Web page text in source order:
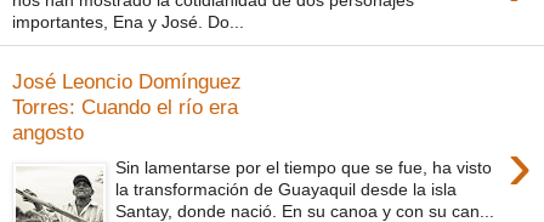
importantes, Ena y José. Do...
José Leoncio Domínguez
Torres: Cuando el río era
angosto
›
Sin lamentarse por el tiempo que se fue, ha visto
la transformación de Guayaquil desde la isla
Santay, donde nació. En su canoa y con su can...